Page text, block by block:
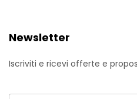
Newsletter
Iscriviti e ricevi offerte e